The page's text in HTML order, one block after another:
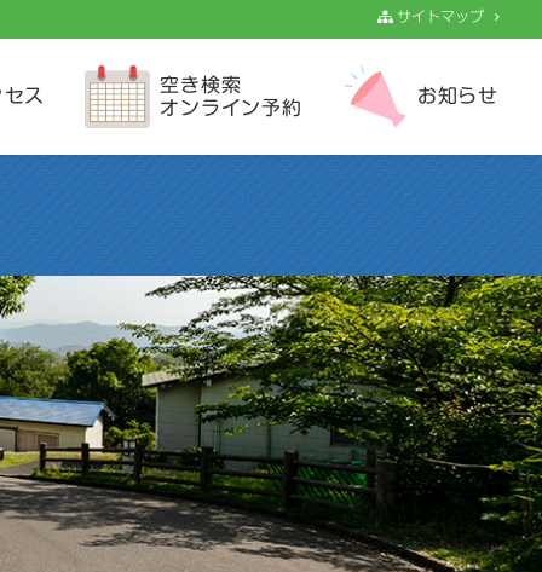
サイトマップ
ス
空き検索
オンライン予約
お知らせ